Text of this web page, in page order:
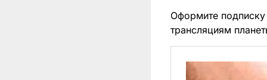
Оформите
трансляциям